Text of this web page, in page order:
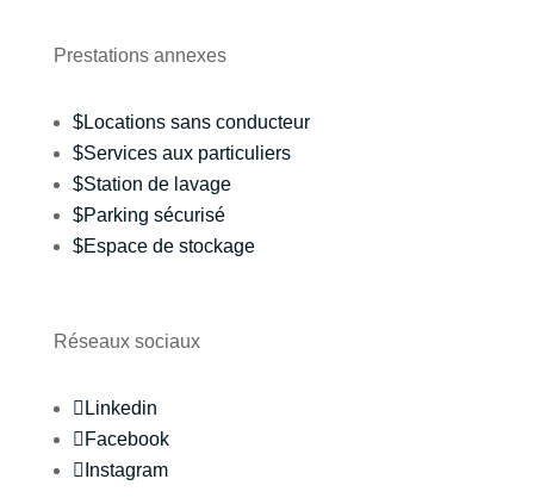
Prestations annexes
$Locations sans conducteur
$Services aux particuliers
$Station de lavage
$Parking sécurisé
$Espace de stockage
Réseaux sociaux
 Linkedin
 Facebook
 Instagram